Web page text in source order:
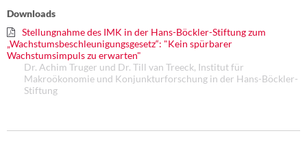
Downloads
Stellungnahme des IMK in der Hans-Böckler-Stiftung zum
„Wachstumsbeschleunigungsgesetz“: "Kein spürbarer
Wachstumsimpuls zu erwarten"
Dr. Achim Truger und Dr. Till van Treeck, Institut für
Makroökonomie und Konjunkturforschung in der Hans-Böckler-
Stiftung